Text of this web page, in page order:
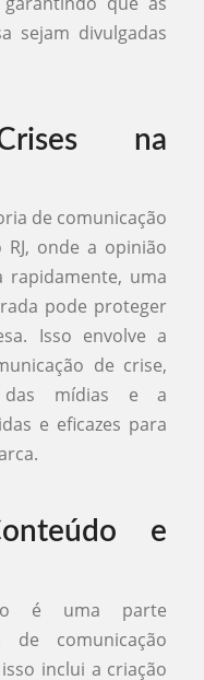
sejam divulgadas
na
de comunicação
onde a opinião
rapidamente, uma
pode proteger
Isso envolve a
de crise,
das mídias e a
e eficazes para
e
é uma parte
de comunicação
inclui a criação